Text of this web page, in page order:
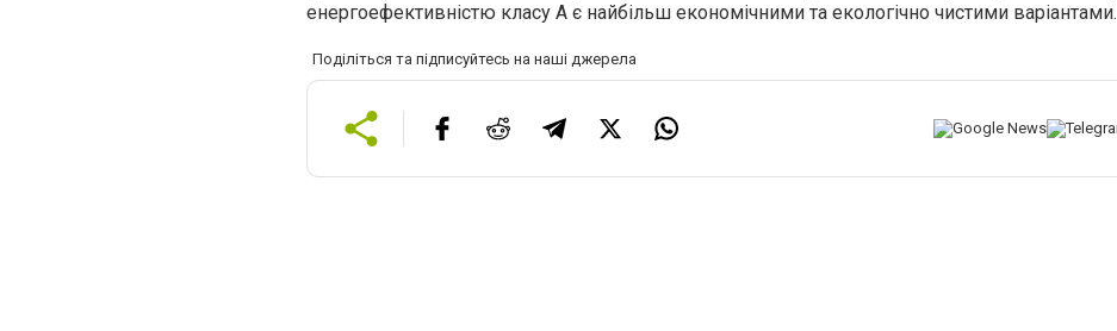
енергоефективністю класу A є найбільш економічними та екологічно чистими варіантами.
Поділіться та підписуйтесь на наші джерела